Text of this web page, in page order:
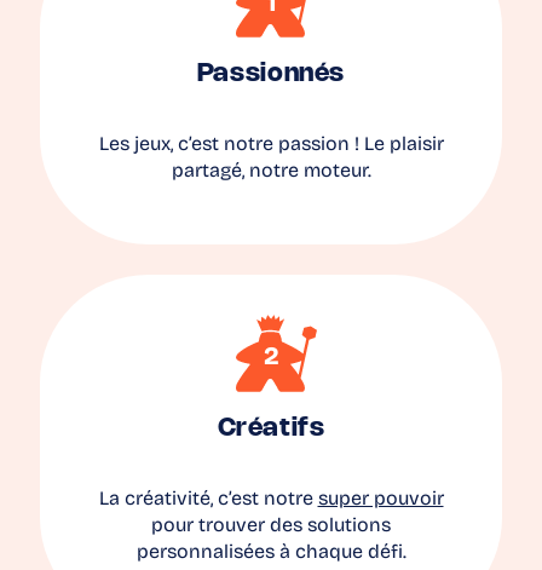
Passionnés
Les jeux, c’est notre passion ! Le plaisir
partagé, notre moteur.
Créatifs
La créativité, c’est notre super pouvoir
pour trouver des solutions
personnalisées à chaque défi.